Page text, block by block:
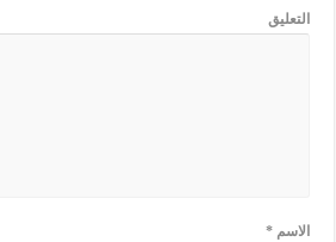
التعليق
الاسم*